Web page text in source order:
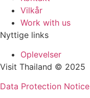
Vilkår
Work with us
Nyttige links
Oplevelser
Visit Thailand © 2025
Data Protection Notice